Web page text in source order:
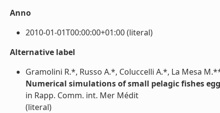
Anno
2010-01-01T00:00:00+01:00 (literal)
Alternative label
Gramolini R.*, Russo A.*, Coluccelli A.*, La Mesa
Numerical simulations of small pelagic fishes
in Rapp. Comm. int. Mer Médit
(literal)